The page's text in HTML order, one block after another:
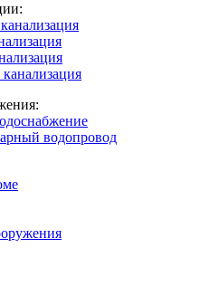
водопровод